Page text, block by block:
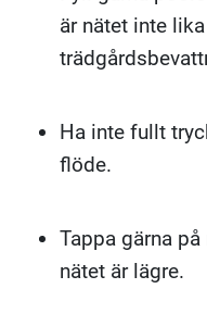
är nätet inte
Ha inte fullt
flöde.
Tappa gärna
nätet är lägre.